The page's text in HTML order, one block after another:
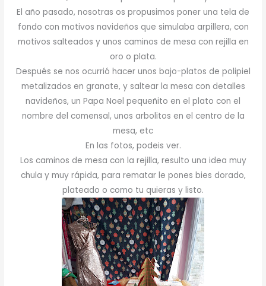
El año pasado, nosotras os propusimos poner una tela de
fondo con motivos navideños que simulaba arpillera, con
motivos salteados y unos caminos de mesa con rejilla en
oro o plata.
Después se nos ocurrió hacer unos bajo-platos de polipiel
metalizados en granate, y saltear la mesa con detalles
navideños, un Papa Noel pequeñito en el plato con el
nombre del comensal, unos arbolitos en el centro de la
mesa, etc
En las fotos, podeis ver.
Los caminos de mesa con la rejilla, resulto una idea muy
chula y muy rápida, para rematar le pones bies dorado,
plateado o como tu quieras y listo.